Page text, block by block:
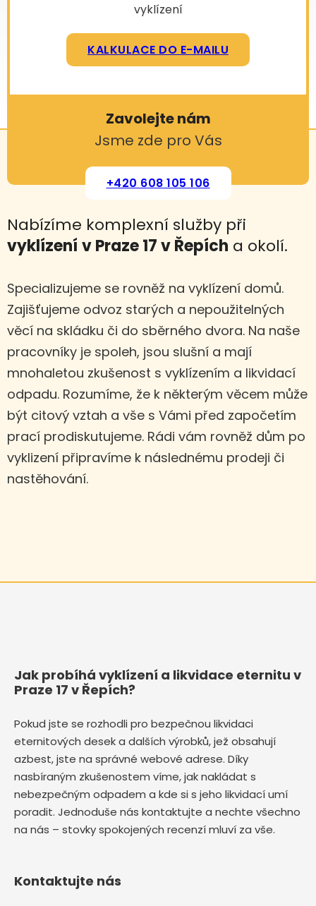
vyklízení
KALKULACE DO E-MAILU
Zavolejte nám
Jsme zde pro Vás
+420 608 105 106
Nabízíme komplexní služby při
vyklízení v Praze 17 v Řepích a okolí.
Specializujeme se rovněž na vyklízení domů.
Zajišťujeme odvoz starých a nepoužitelných
věcí na skládku či do sběrného dvora. Na naše
pracovníky je spoleh, jsou slušní a mají
mnohaletou zkušenost s vyklízením a likvidací
odpadu. Rozumíme, že k některým věcem může
být citový vztah a vše s Vámi před započetím
prací prodiskutujeme. Rádi vám rovněž dům po
vyklizení připravíme k následnému prodeji či
nastěhování.
Jak probíhá vyklízení a likvidace eternitu v
Praze 17 v Řepích?
Pokud jste se rozhodli pro bezpečnou likvidaci
eternitových desek a dalších výrobků, jež obsahují
azbest, jste na správné webové adrese. Díky
nasbíraným zkušenostem víme, jak nakládat s
nebezpečným odpadem a kde si s jeho likvidací umí
poradit. Jednoduše nás kontaktujte a nechte všechno
na nás – stovky spokojených recenzí mluví za vše.
Kontaktujte nás